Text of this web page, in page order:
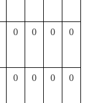
0 0 0 0
0 0 0 0